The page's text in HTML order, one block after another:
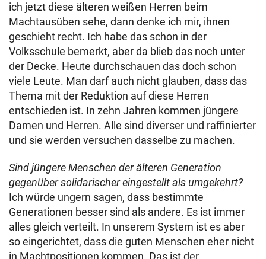
ich jetzt diese älteren weißen Herren beim
Machtausüben sehe, dann denke ich mir, ihnen
geschieht recht. Ich habe das schon in der
Volksschule bemerkt, aber da blieb das noch unter
der Decke. Heute durchschauen das doch schon
viele Leute. Man darf auch nicht glauben, dass das
Thema mit der Reduktion auf diese Herren
entschieden ist. In zehn Jahren kommen jüngere
Damen und Herren. Alle sind diverser und raffinierter
und sie werden versuchen dasselbe zu machen.
Sind jüngere Menschen der älteren Generation
gegenüber solidarischer eingestellt als umgekehrt?
Ich würde ungern sagen, dass bestimmte
Generationen besser sind als andere. Es ist immer
alles gleich verteilt. In unserem System ist es aber
so eingerichtet, dass die guten Menschen eher nicht
in Machtpositionen kommen. Das ist der